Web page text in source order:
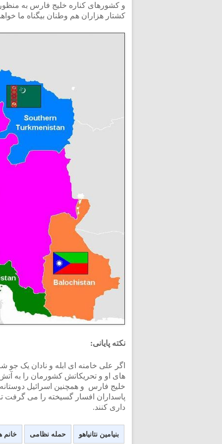
و کشورهای کناره خلیج فارس به
کشتار هزاران هم وطنان بیگناه ما
نکته پایانی:
اگر علی خامنه ای ابله و نادان یک
های او و تحریکاتش کشورمان را به
خلیج فارس و همچنین اسرائیل
پاسداران افسار گسیخته را می گرفت
داری کنند.
بنیامین نتانیاهو حمله نظامی خانم